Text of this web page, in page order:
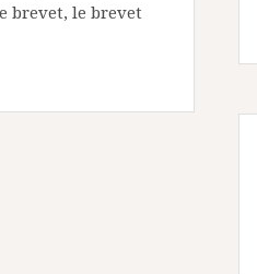
brevet, le brevet